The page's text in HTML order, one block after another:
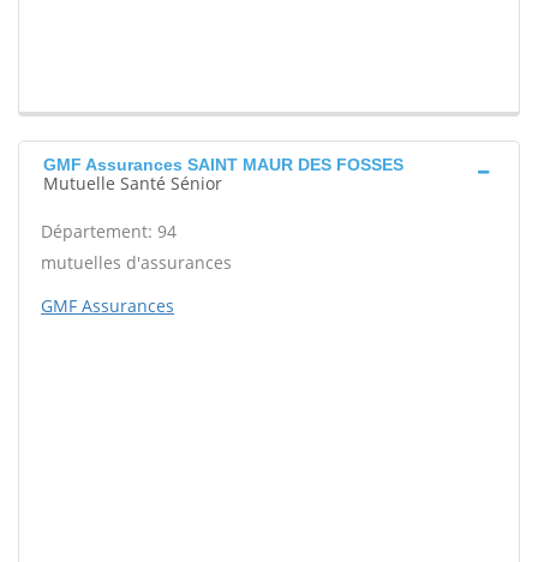
GMF Assurances SAINT MAUR DES FOSSES
Mutuelle Santé Sénior
Département: 94
mutuelles d'assurances
GMF Assurances